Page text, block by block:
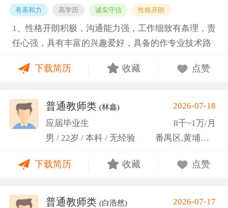
有亲和力 高学历 诚实守信 性格开朗
1、性格开朗积极，沟通能力强，工作细致有条理，责
任心强，具有丰富的兴趣爱好，具备的作专业技术路
任班级生活委员与课程助管，多次组织班级篮球、羽
关活动。
下载简历 收藏 点赞
普通教师类 (林鑫)
2026-07-18
应届毕业生
8千~1万/月
男 / 22岁 / 本科 / 无经验
番禺区,黄埔区,越秀区
下载简历 收藏 点赞
普通教师类 (白浩然)
2026-07-17